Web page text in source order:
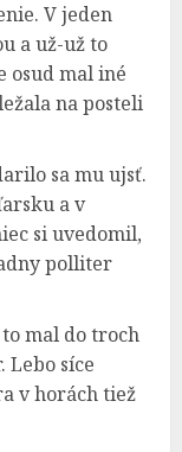
V jeden
a už-už to
osud mal iné
na posteli
sa mu ujsť.
a v
si uvedomil,
polliter
mal do troch
Lebo síce
v horách tiež